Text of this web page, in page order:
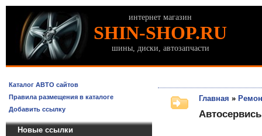
интернет магазин
SHIN-SHOP.RU
шины, диски, автозапчасти
Каталог АВТО сайтов
Правила размещения в каталоге
Добавить ссылку
Новые ссылки
Главная »